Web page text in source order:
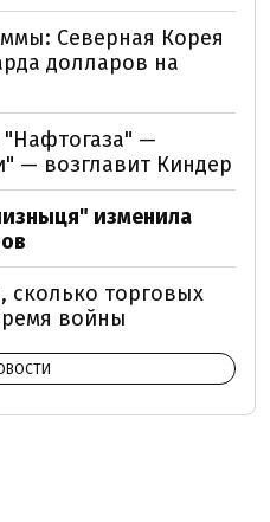
Северная Корея
долларов на
—
— возглавит Киндер
изменила
сколько торговых
войны